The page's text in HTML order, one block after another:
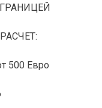
500 Евро